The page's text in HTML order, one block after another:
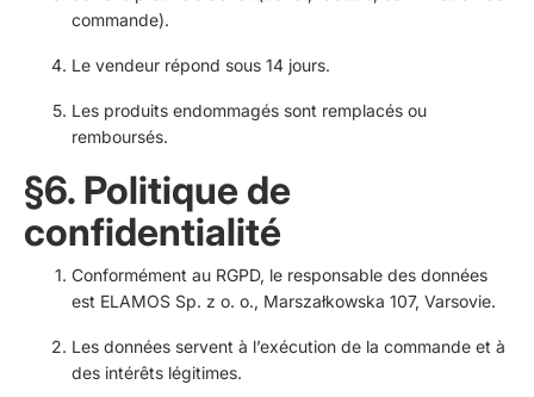
commande).
Le vendeur répond sous 14 jours.
Les produits endommagés sont remplacés ou
remboursés.
§6. Politique de
confidentialité
Conformément au RGPD, le responsable des données
est ELAMOS Sp. z o. o., Marszałkowska 107, Varsovie.
Les données servent à l’exécution de la commande et à
des intérêts légitimes.